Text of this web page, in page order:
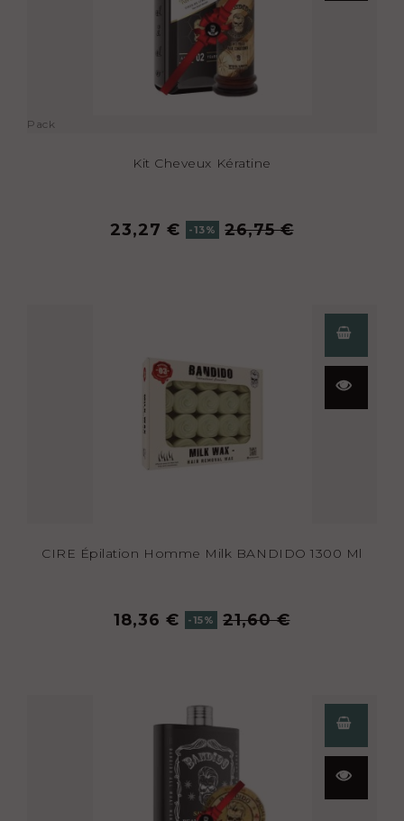
Pack
Kit Cheveux Kératine
23,27 € -13% 26,75 €
CIRE Épilation Homme Milk BANDIDO 1300 Ml
18,36 € -15% 21,60 €